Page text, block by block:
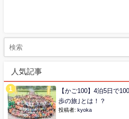
人気記事
【かご100】4泊5日で
歩の旅｣とは！？
投稿者: kyoka